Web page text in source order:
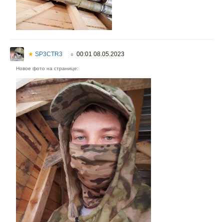
★ SP3CTR3 ○ 00:01 08.05.2023
Новое фото на странице: